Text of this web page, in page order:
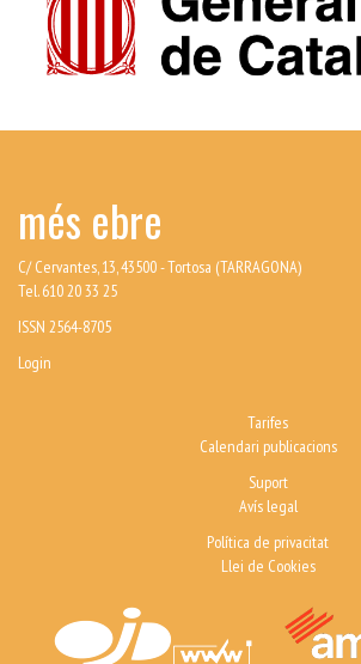
més ebre
C/ Cervantes, 13, 43500 - Tortosa (TARRAGONA)
Tel. 610 20 33 25
ISSN 2564-8705
Login
Tarifes
Calendari publicacions
Suport
Avís legal
Política de privacitat
Llei de Cookies